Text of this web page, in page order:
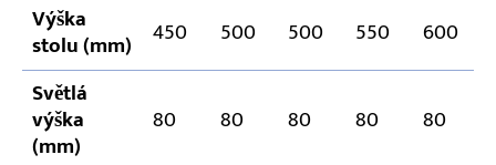
Výška
stolu (mm) 450 500 500 550 600
Světlá
výška
(mm)
80 80 80 80 80